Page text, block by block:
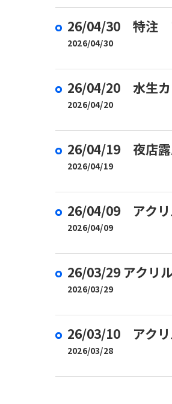
26/04/30 特注
2026/04/30
26/04/20 水生カ
2026/04/20
26/04/19 夜店露
2026/04/19
26/04/09 アクリ
2026/04/09
26/03/29 アクリ
2026/03/29
26/03/10 アクリ
2026/03/28